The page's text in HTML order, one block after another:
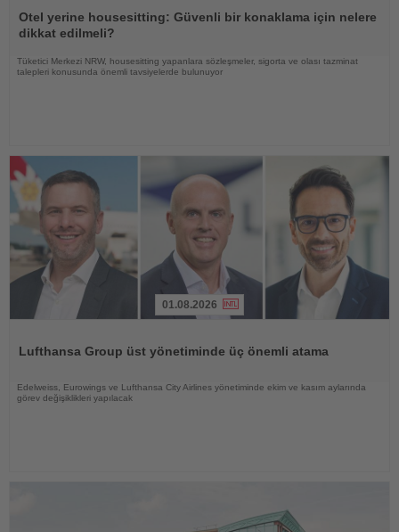
Oku
Otel yerine housesitting: Güvenli bir konaklama için nelere
dikkat edilmeli?
Tüketici Merkezi NRW, housesitting yapanlara sözleşmeler, sigorta ve olası tazminat
talepleri konusunda önemli tavsiyelerde bulunuyor
01.08.2026
Lufthansa Group üst yönetiminde üç önemli atama
Edelweiss, Eurowings ve Lufthansa City Airlines yönetiminde ekim ve kasım aylarında
görev değişiklikleri yapılacak